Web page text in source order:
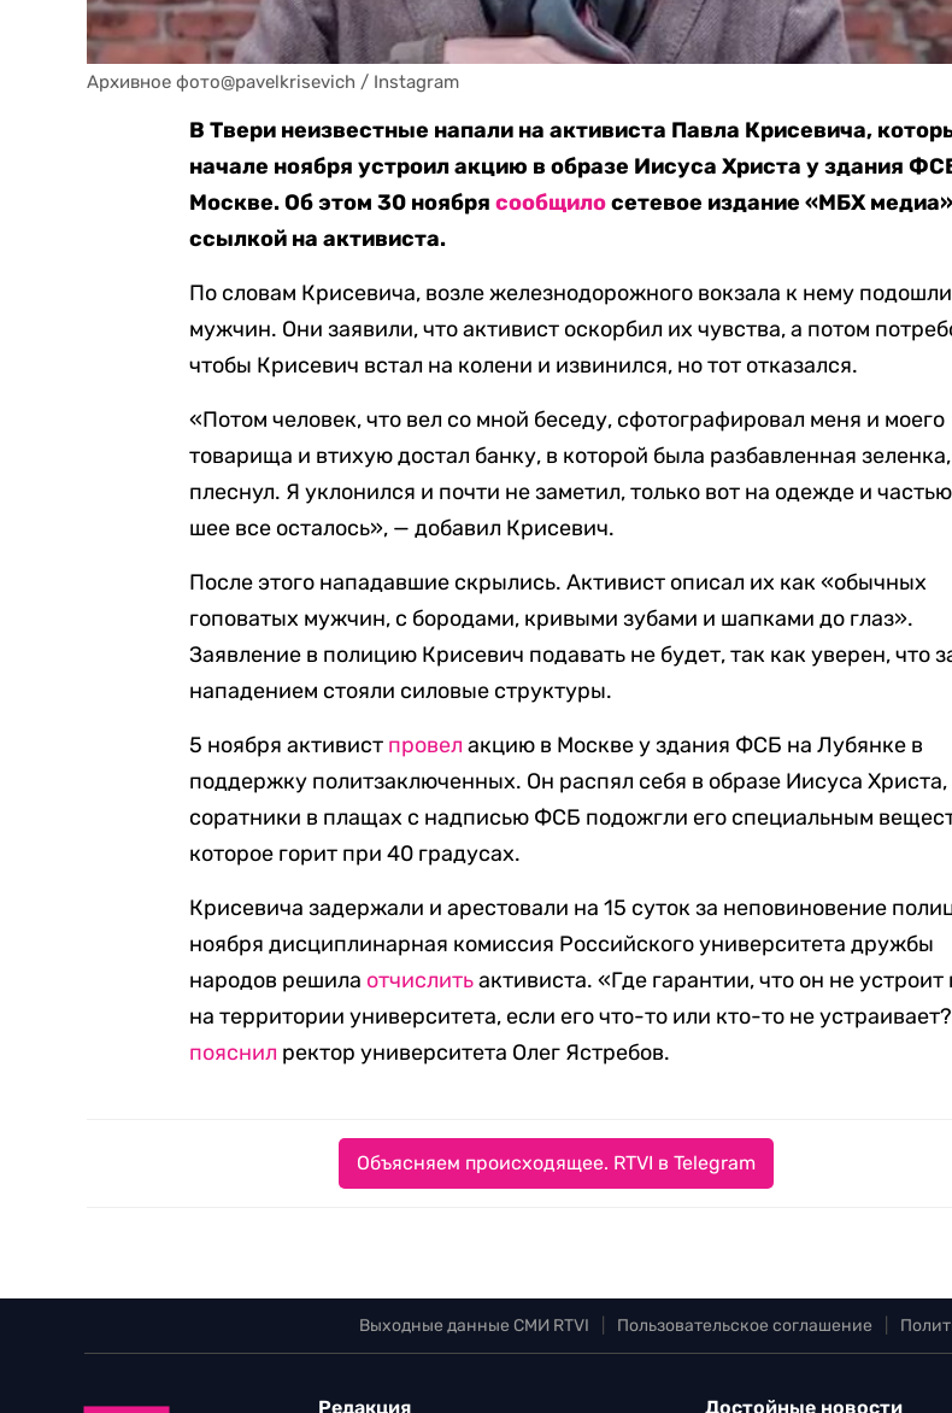
Архивное фото@pavelkrisevich / Instagram
В Твери неизвестные напали на активиста Павла Крисевича,
начале ноября устроил акцию в образе Иисуса Христа у здания
Москве. Об этом 30 ноябрясообщилосетевое издание «МБХ
ссылкой на активиста.
По словам Крисевича, возле железнодорожного вокзала к нему
мужчин. Они заявили, что активист оскорбил их чувства, а потом
чтобы Крисевич встал на колени и извинился, но тот отказался.
«Потом человек, что вел со мной беседу, сфотографировал меня и моего
товарища и втихую достал банку, в которой была разбавленная
плеснул. Я уклонился и почти не заметил, только вот на одежде и
шее все осталось», — добавил Крисевич.
После этого нападавшие скрылись. Активист описал их как «обычных
гоповатых мужчин, с бородами, кривыми зубами и шапками до глаз».
Заявление в полицию Крисевич подавать не будет, так как уверен, что
нападением стояли силовые структуры.
5 ноября активист провел акцию в Москве у здания ФСБ на Лубянке в
поддержку политзаключенных. Он распял себя в образе Иисуса Христа,
соратники в плащах с надписью ФСБ подожгли его специальным
которое горит при 40 градусах.
Крисевича задержали и арестовали на 15 суток за неповиновение
ноября дисциплинарная комиссия Российского университета дружбы
народов решила отчислитьактивиста. «Где гарантии, что он не
на территории университета, если его что-то или кто-то не
пояснил ректор университета Олег Ястребов.
Объясняем происходящее. RTVI в Telegram
Выходные данные СМИ RTVI Пользовательское соглашение
Редакция Достойные новости